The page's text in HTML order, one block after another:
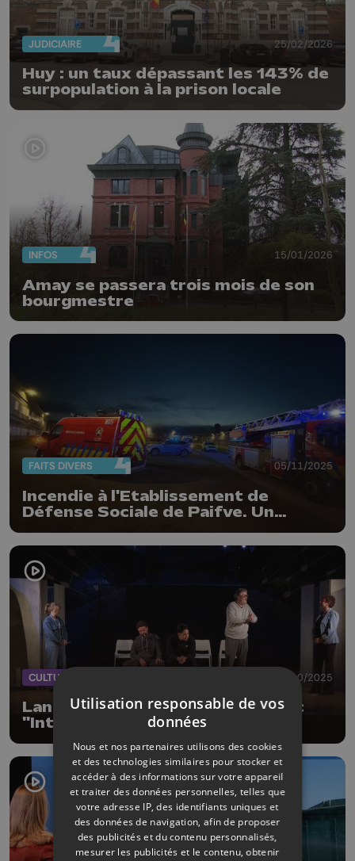
JUDICIAIRE 25/02/2026
Huy : un taux dépassant les 143% de
surpopulation à la prison locale
INFOS 15/01/2026
Amay se passera trois mois de son
bourgmestre
FAITS DIVERS 05/11/2025
Incendie à l'Etablissement de
Défense Sociale de Paifve. Un
CULTURE 10/10/2025
Lantin : du théâtre en prison avec
"Intra Muros"
Utilisation responsable de vos
données
Nous et nos partenaires utilisons des cookies
et des technologies similaires pour stocker et
accéder à des informations sur votre appareil
et traiter des données personnelles, telles que
votre adresse IP, des identifiants uniques et
des données de navigation, afin de proposer
des publicités et du contenu personnalisés,
mesurer les publicités et le contenu, obtenir